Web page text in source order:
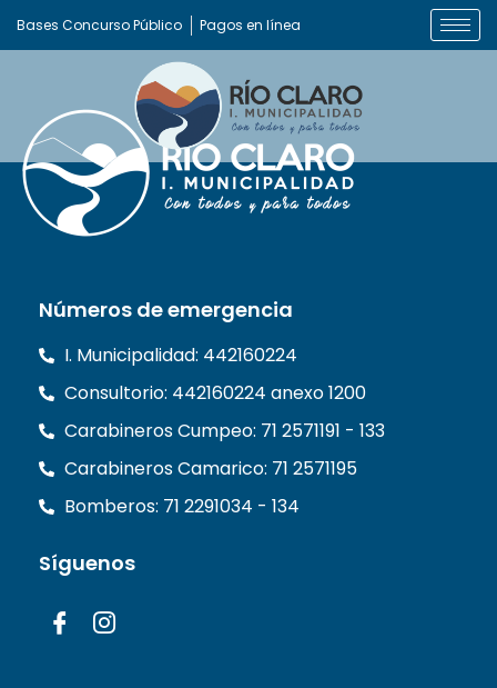
Bases Concurso Público Pagos en línea
Números de emergencia
I. Municipalidad: 442160224
Consultorio: 442160224 anexo 1200
Carabineros Cumpeo: 71 2571191 - 133
Carabineros Camarico: 71 2571195
Bomberos: 71 2291034 - 134
Síguenos